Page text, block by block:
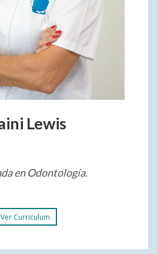
Lewis
en Odontología.
Ver Curriculum